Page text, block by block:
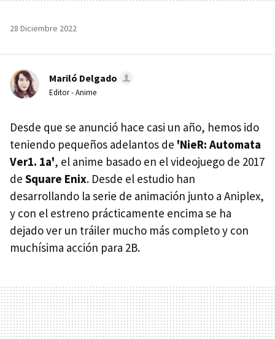
28 Diciembre 2022
Mariló Delgado
Editor - Anime
Desde que se anunció hace casi un año, hemos ido
teniendo pequeños adelantos de 'NieR: Automata
Ver1. 1a', el anime basado en el videojuego de 2017
de Square Enix. Desde el estudio han
desarrollando la serie de animación junto a Aniplex,
y con el estreno prácticamente encima se ha
dejado ver un tráiler mucho más completo y con
muchísima acción para 2B.